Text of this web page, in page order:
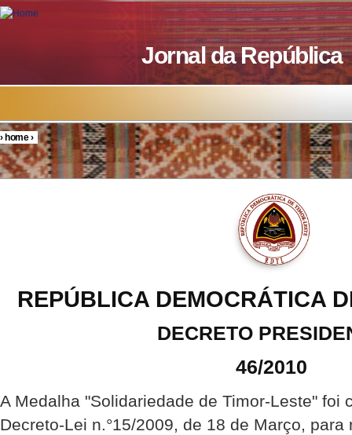
Skip to main content
Jornal da República
You are here
›home›
REPÚBLICA DEMOCRÁTICA
DECRETO
46/2010
A Medalha "Solidariedade de Timor-Leste" foi
Decreto-Lei n.°15/2009, de 18 de Março,